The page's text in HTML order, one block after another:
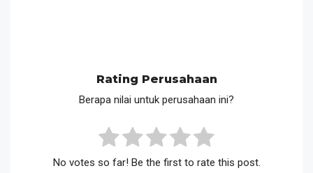
Rating Perusahaan
Berapa nilai untuk perusahaan ini?
No votes so far! Be the first to rate this post.